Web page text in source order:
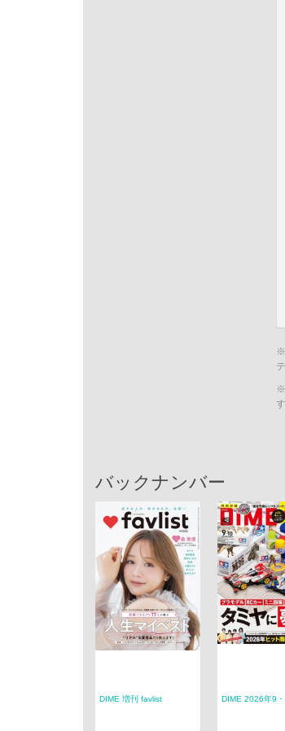
※
※
す
バックナンバー
DIME 増刊 favlist DIME 2026年9